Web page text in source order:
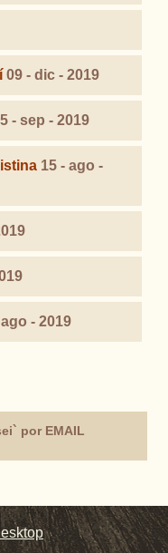
09 - dic - 2019
- sep - 2019
15 - ago -
- 2019
por EMAIL